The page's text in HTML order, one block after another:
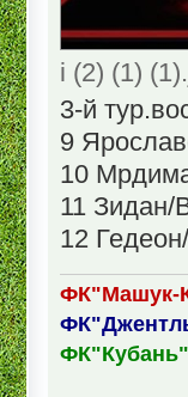
i (2) (1)
3-й
9
10
11 Зидан/
12
ФК"Машук-
ФК"Кубань"